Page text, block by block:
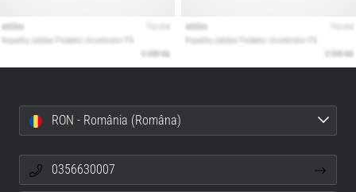
RON - România (Româna)
0356630007